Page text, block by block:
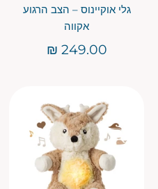
גלי אוקיינוס – הצב הרגוע
אקווה
249.00 ₪